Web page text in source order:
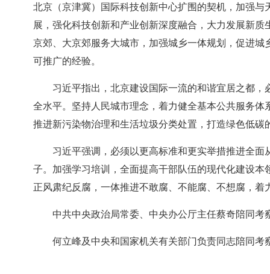
北京（京津冀）国际科技创新中心扩围的契机，加强
展，强化科技创新和产业创新深度融合，大力发展新
京郊、大京郊服务大城市，加强城乡一体规划，促进
可推广的经验。
习近平指出，北京建设国际一流的和谐宜居之都
全水平。坚持人民城市理念，着力健全基本公共服务
推进新污染物治理和生活垃圾分类处置，打造绿色低
习近平强调，必须以更高标准和更实举措推进全
子。加强学习培训，全面提高干部队伍的现代化建设
正风肃纪反腐，一体推进不敢腐、不能腐、不想腐，
中共中央政治局常委、中央办公厅主任蔡奇陪同考
何立峰及中央和国家机关有关部门负责同志陪同考